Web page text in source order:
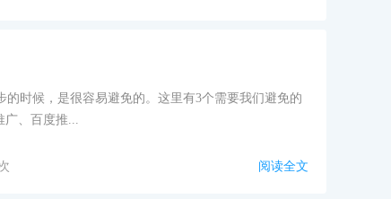
时候，是很容易避免的。这里有3个需要我们避免的
、百度推...
阅读全文